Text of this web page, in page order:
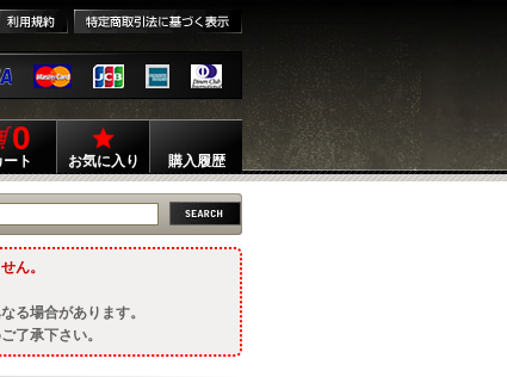
0
ート お気に入り 購入履歴
ん。
る場合があります。
了承下さい。